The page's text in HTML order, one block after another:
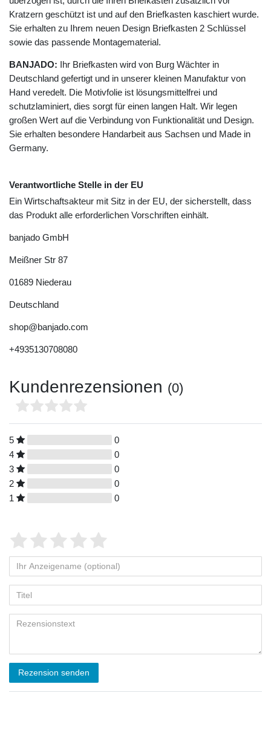
Kratzern geschützt ist und auf den Briefkasten kaschiert wurde.
Sie erhalten zu Ihrem neuen Design Briefkasten 2 Schlüssel
sowie das passende Montagematerial.
BANJADO: Ihr Briefkasten wird von Burg Wächter in
Deutschland gefertigt und in unserer kleinen Manufaktur von
Hand veredelt. Die Motivfolie ist lösungsmittelfrei und
schutzlaminiert, dies sorgt für einen langen Halt. Wir legen
großen Wert auf die Verbindung von Funktionalität und Design.
Sie erhalten besondere Handarbeit aus Sachsen und Made in
Germany.
Verantwortliche Stelle in der EU
Ein Wirtschaftsakteur mit Sitz in der EU, der sicherstellt, dass
das Produkt alle erforderlichen Vorschriften einhält.
banjado GmbH
Meißner Str 87
01689 Niederau
Deutschland
shop@banjado.com
+4935130708080
Kundenrezensionen (0)
5
0
4
0
3
0
2
0
1
0
Rezension senden